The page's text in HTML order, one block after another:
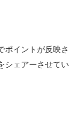
ポイントが反映さ
シェアーさせてい